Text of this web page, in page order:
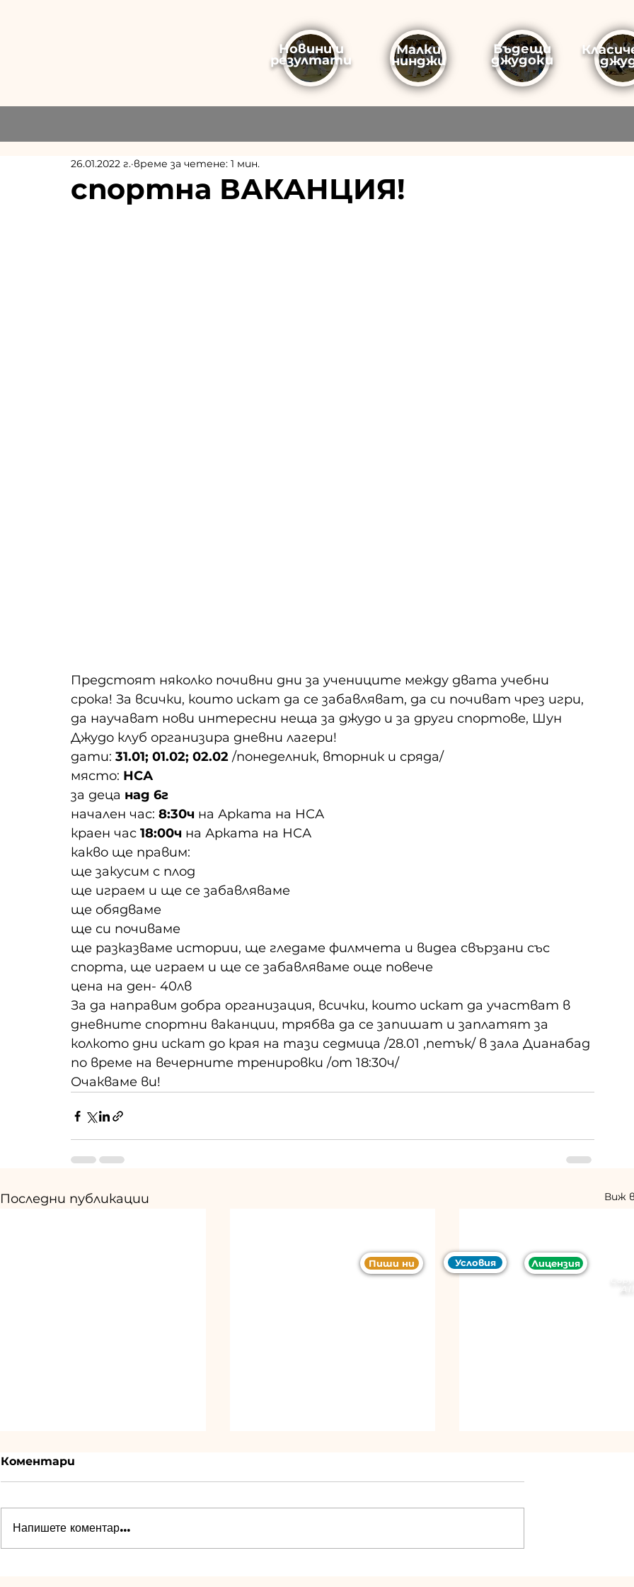
Новини и
резултати
Малки
нинджи
Бъдещи
джудоки
спортна ВАКАНЦИЯ!
26.01.2022 г. време за четене: 1 мин.
Предстоят няколко почивни дни за учениците между двата учебни
срока! За всички, които искат да се забавляват, да си почиват чрез игри,
да научават нови интересни неща за джудо и за други спортове, Шун
Джудо клуб организира дневни лагери!
дати: 31.01; 01.02; 02.02 /понеделник, вторник и сряда/
място: НСА
за деца над 6г
начален час: 8:30ч на Арката на НСА
краен час 18:00ч на Арката на НСА
какво ще правим:
ще закусим с плод
ще играем и ще се забавляваме
ще обядваме
ще си почиваме
ще разказваме истории, ще гледаме филмчета и видеа свързани със
спорта, ще играем и ще се забавляваме още повече
цена на ден- 40лв
За да направим добра организация, всички, които искат да участват в
дневните спортни ваканции, трябва да се запишат и заплатят за
колкото дни искат до края на тази седмица /28.01 ,петък/ в зала Дианабад
по време на вечерните тренировки /от 18:30ч/
Очакваме ви!
Последни публикации Виж
Коментари
Напишете коментар...
Пиши ни Условия Лицензия